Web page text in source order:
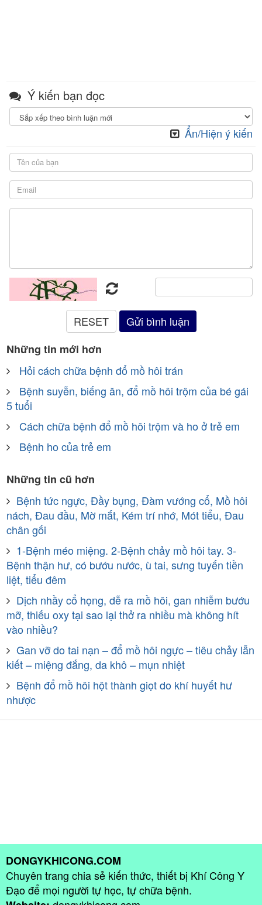
Ý kiến bạn đọc
Ẩn/Hiện ý kiến
Những tin mới hơn
Hỏi cách chữa bệnh đổ mồ hôi trán
Bệnh suyễn, biếng ăn, đổ mồ hôi trộm của bé gái
5 tuổi
Cách chữa bệnh đổ mồ hôi trộm và ho ở trẻ em
Bệnh ho của trẻ em
Những tin cũ hơn
Bệnh tức ngực, Đầy bụng, Đàm vướng cổ, Mồ hôi
nách, Đau đầu, Mờ mắt, Kém trí nhớ, Mót tiểu, Đau
chân gối
1-Bệnh méo miệng. 2-Bệnh chảy mồ hôi tay. 3-
Bệnh thận hư, có bướu nước, ù tai, sưng tuyến tiền
liệt, tiểu đêm
Dịch nhầy cổ họng, dễ ra mồ hôi, gan nhiễm bướu
mỡ, thiếu oxy tại sao lại thở ra nhiều mà không hít
vào nhiều?
Gan vỡ do tai nạn – đổ mồ hôi ngực – tiêu chảy lẫn
kiết – miệng đắng, da khô – mụn nhiệt
Bệnh đổ mồ hôi hột thành giọt do khí huyết hư
nhược
DONGYKHICONG.COM
Chuyên trang chia sẻ kiến thức, thiết bị Khí Công Y
Đạo để mọi người tự học, tự chữa bệnh.